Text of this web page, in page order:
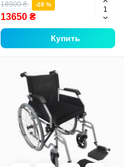
18900 ₴ -28 %
13650 ₴
Купить